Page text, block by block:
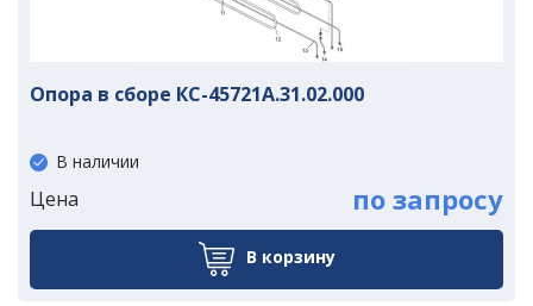
Опора в сборе КС-45721А.31.02.000
В наличии
Цена по запросу
В корзину